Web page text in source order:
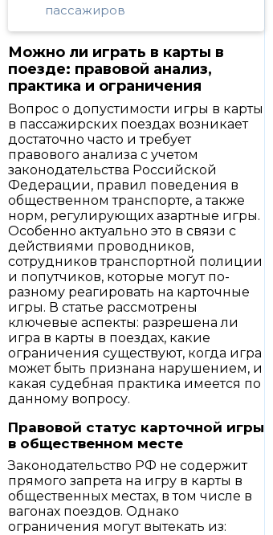
пассажиров
Можно ли играть в карты в
поезде: правовой анализ,
практика и ограничения
Вопрос о допустимости игры в карты
в пассажирских поездах возникает
достаточно часто и требует
правового анализа с учетом
законодательства Российской
Федерации, правил поведения в
общественном транспорте, а также
норм, регулирующих азартные игры.
Особенно актуально это в связи с
действиями проводников,
сотрудников транспортной полиции
и попутчиков, которые могут по-
разному реагировать на карточные
игры. В статье рассмотрены
ключевые аспекты: разрешена ли
игра в карты в поездах, какие
ограничения существуют, когда игра
может быть признана нарушением, и
какая судебная практика имеется по
данному вопросу.
Правовой статус карточной игры
в общественном месте
Законодательство РФ не содержит
прямого запрета на игру в карты в
общественных местах, в том числе в
вагонах поездов. Однако
ограничения могут вытекать из: